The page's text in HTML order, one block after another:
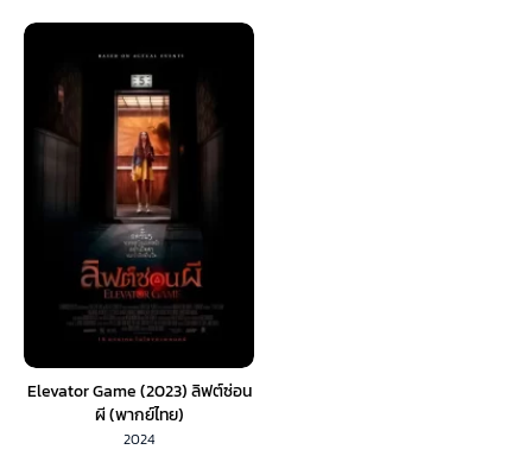
Elevator Game (2023) ลิฟต์ซ่อน
ผี (พากย์ไทย)
2024